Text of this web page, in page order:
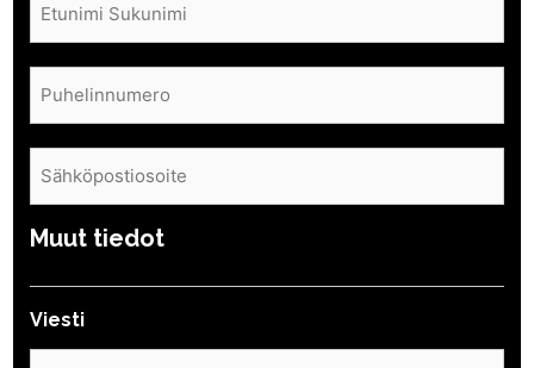
(Pakollinen)
Puhelin
(Pakollinen)
Sähköposti
(Pakollinen)
Muut tiedot
Viesti